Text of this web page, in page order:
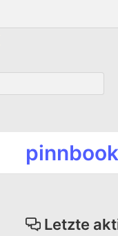
pinnbook
Letzte